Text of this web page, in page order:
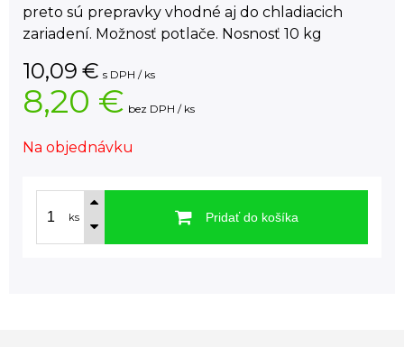
preto sú prepravky vhodné aj do chladiacich
zariadení. Možnosť potlače. Nosnosť 10 kg
10,09 € s DPH / ks
8,20 € bez DPH / ks
Na objednávku
ks Pridať do košíka